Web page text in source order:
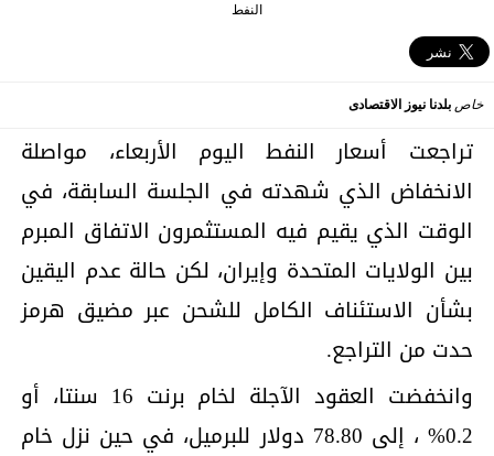
النفط
خاص بلدنا نيوز الاقتصادى
تراجعت أسعار النفط اليوم الأربعاء، مواصلة
الانخفاض الذي شهدته في الجلسة السابقة، في
الوقت الذي يقيم فيه المستثمرون الاتفاق المبرم
بين الولايات المتحدة وإيران، لكن حالة عدم اليقين
بشأن الاستئناف الكامل للشحن عبر مضيق هرمز
حدت من التراجع.
وانخفضت العقود الآجلة لخام برنت 16 سنتا، أو
0.2% ، ‌إلى 78.80 دولار للبرميل، في حين نزل خام